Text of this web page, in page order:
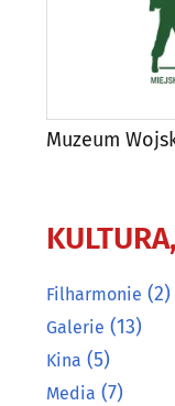
Muzeum
Filharmonie (2)
Galerie (13)
Kina (5)
Media (7)